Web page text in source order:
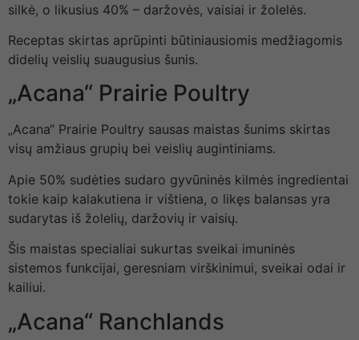
silkė, o likusius 40% – daržovės, vaisiai ir žolelės.
Receptas skirtas aprūpinti būtiniausiomis medžiagomis
didelių veislių suaugusius šunis.
„Acana“ Prairie Poultry
„Acana“ Prairie Poultry sausas maistas šunims skirtas
visų amžiaus grupių bei veislių augintiniams.
Apie 50% sudėties sudaro gyvūninės kilmės ingredientai
tokie kaip kalakutiena ir vištiena, o likęs balansas yra
sudarytas iš žolelių, daržovių ir vaisių.
Šis maistas specialiai sukurtas sveikai imuninės
sistemos funkcijai, geresniam virškinimui, sveikai odai ir
kailiui.
„Acana“ Ranchlands